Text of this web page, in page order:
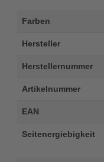
Farben
Hersteller
Herstellernummer
Artikelnummer
EAN
Seitenergiebigkeit